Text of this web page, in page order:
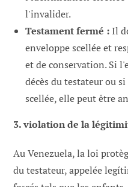
l'invalider.
Testament fermé : Il
enveloppe scellée et
et de conservation. Si
décès du testateur ou
scellée, elle peut être
3. violation de la
Au Venezuela, la loi
du testateur, appelée